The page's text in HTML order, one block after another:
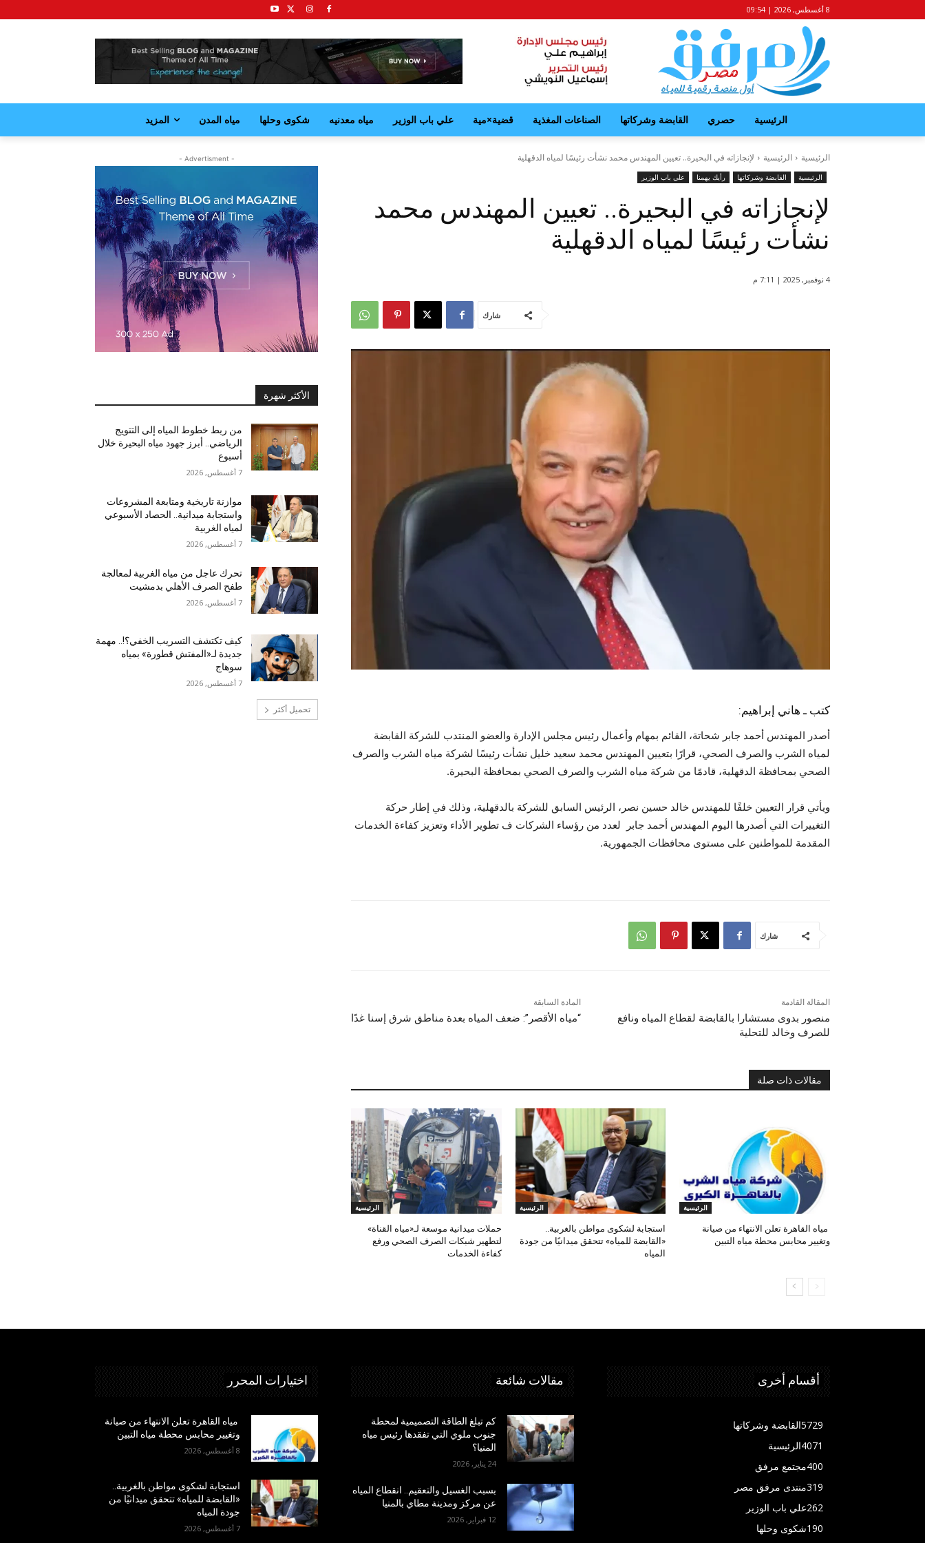
8 أغسطس, 2026 | 09:54
الرئيسية حصري القابضة وشركاتها الصناعات المغذية قضية×مية علي باب الوزير مياه معدنيه شكوى وحلها مياه المدن المزيد
الرئيسية الرئيسية لإنجازاته في البحيرة.. تعيين المهندس محمد نشأت رئيسًا لمياه الدقهلية
الرئيسية القابضة وشركاتها رأيك يهمنا علي باب الوزير
لإنجازاته في البحيرة.. تعيين المهندس محمد
نشأت رئيسًا لمياه الدقهلية
4 نوفمبر, 2025 | 7:11 م
شارك
كتب ـ هاني إبراهيم:
أصدر المهندس أحمد جابر شحاتة، القائم بمهام وأعمال رئيس مجلس الإدارة والعضو المنتدب للشركة القابضة
لمياه الشرب والصرف الصحي، قرارًا بتعيين المهندس محمد سعيد خليل نشأت رئيسًا لشركة مياه الشرب والصرف
الصحي بمحافظة الدقهلية، قادمًا من شركة مياه الشرب والصرف الصحي بمحافظة البحيرة.
ويأتي قرار التعيين خلفًا للمهندس خالد حسين نصر، الرئيس السابق للشركة بالدقهلية، وذلك في إطار حركة
التغييرات التي أصدرها اليوم المهندس أحمد جابر لعدد من رؤساء الشركات ف تطوير الأداء وتعزيز كفاءة الخدمات
المقدمة للمواطنين على مستوى محافظات الجمهورية.
شارك
المادة السابقة
“مياه الأقصر”: ضعف المياه بعدة مناطق شرق إسنا غدًا
المقالة القادمة
منصور بدوى مستشارا بالقابضة لقطاع المياه ونافع
للصرف وخالد للتحلية
مقالات ذات صلة
الرئيسية
مياه القاهرة تعلن الانتهاء من صيانة
وتغيير محابس محطة مياه التبين
الرئيسية
استجابة لشكوى مواطن بالغربية..
«القابضة للمياه» تتحقق ميدانيًا من جودة
المياه
الرئيسية
حملات ميدانية موسعة لـ«مياه القناة»
لتطهير شبكات الصرف الصحي ورفع
كفاءة الخدمات
- Advertisment -
الأكثر شهرة
من ربط خطوط المياه إلى التتويج
الرياضي.. أبرز جهود مياه البحيرة خلال
أسبوع
7 أغسطس, 2026
موازنة تاريخية ومتابعة المشروعات
واستجابة ميدانية.. الحصاد الأسبوعي
لمياه الغربية
7 أغسطس, 2026
تحرك عاجل من مياه الغربية لمعالجة
طفح الصرف الأهلي بدمشيت
7 أغسطس, 2026
كيف تكتشف التسريب الخفي؟!.. مهمة
جديدة لـ«المفتش قطورة» بمياه
سوهاج
7 أغسطس, 2026
تحميل أكثر
اختيارات المحرر
مياه القاهرة تعلن الانتهاء من صيانة
وتغيير محابس محطة مياه التبين
8 أغسطس, 2026
استجابة لشكوى مواطن بالغربية..
«القابضة للمياه» تتحقق ميدانيًا من
جودة المياه
7 أغسطس, 2026
مقالات شائعة
كم تبلغ الطاقة التصميمية لمحطة
جنوب ملوي التي تفقدها رئيس مياه
المنيا؟
24 يناير, 2026
بسبب الغسيل والتعقيم.. انقطاع المياه
عن مركز ومدينة مطاي بالمنيا
12 فبراير, 2026
أقسام أخرى
القابضة وشركاتها5729
الرئيسية4071
مجتمع مرفق400
منتدى مرفق مصر319
علي باب الوزير262
شكوى وحلها190